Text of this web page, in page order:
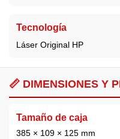
Tecnología
Láser Original HP
📏 DIMENSIONES Y
Tamaño de caja
385 × 109 × 125 mm